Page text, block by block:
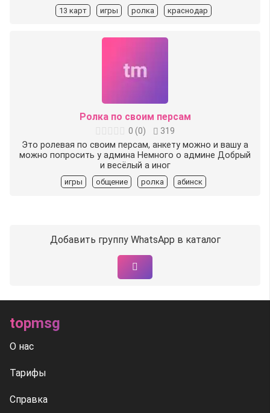
13 карт игры ролка краснодар
Ролка по своим персам
0 (0)
319
Это ролевая по своим персам, анкету можно и вашу а
можно попросить у админа Немного о админе Добрый
и весёлый а иног
игры общение ролка абинск
Добавить группу WhatsApp в каталог
topmsg
О нас
Тарифы
Справка